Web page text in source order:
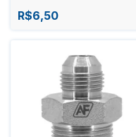
R$6,50